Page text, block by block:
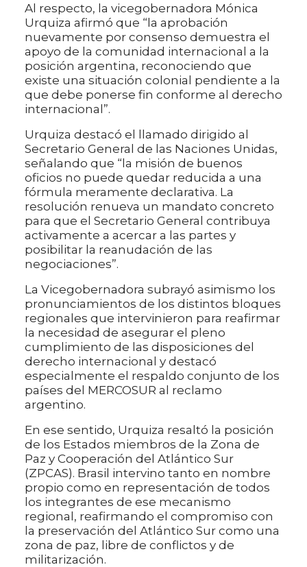
Al respecto, la vicegobernadora Mónica
Urquiza afirmó que “la aprobación
nuevamente por consenso demuestra el
apoyo de la comunidad internacional a la
posición argentina, reconociendo que
existe una situación colonial pendiente a la
que debe ponerse fin conforme al derecho
internacional”.
Urquiza destacó el llamado dirigido al
Secretario General de las Naciones Unidas,
señalando que “la misión de buenos
oficios no puede quedar reducida a una
fórmula meramente declarativa. La
resolución renueva un mandato concreto
para que el Secretario General contribuya
activamente a acercar a las partes y
posibilitar la reanudación de las
negociaciones”.
La Vicegobernadora subrayó asimismo los
pronunciamientos de los distintos bloques
regionales que intervinieron para reafirmar
la necesidad de asegurar el pleno
cumplimiento de las disposiciones del
derecho internacional y destacó
especialmente el respaldo conjunto de los
países del MERCOSUR al reclamo
argentino.
En ese sentido, Urquiza resaltó la posición
de los Estados miembros de la Zona de
Paz y Cooperación del Atlántico Sur
(ZPCAS). Brasil intervino tanto en nombre
propio como en representación de todos
los integrantes de ese mecanismo
regional, reafirmando el compromiso con
la preservación del Atlántico Sur como una
zona de paz, libre de conflictos y de
militarización.